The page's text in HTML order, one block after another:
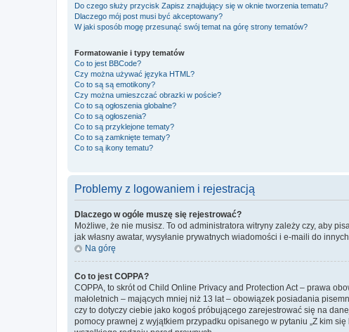
Do czego służy przycisk Zapisz znajdujący się w oknie tworzenia tematu?
Dlaczego mój post musi być akceptowany?
W jaki sposób mogę przesunąć swój temat na górę strony tematów?
Formatowanie i typy tematów
Co to jest BBCode?
Czy można używać języka HTML?
Co to są są emotikony?
Czy można umieszczać obrazki w poście?
Co to są ogłoszenia globalne?
Co to są ogłoszenia?
Co to są przyklejone tematy?
Co to są zamknięte tematy?
Co to są ikony tematu?
Problemy z logowaniem i rejestracją
Dlaczego w ogóle muszę się rejestrować?
Możliwe, że nie musisz. To od administratora witryny zależy czy, aby
jak własny awatar, wysyłanie prywatnych wiadomości i e-maili do
Na górę
Co to jest COPPA?
COPPA, to skrót od Child Online Privacy and Protection Act – prawa
małoletnich – mających mniej niż 13 lat – obowiązek posiadania
czy to dotyczy ciebie jako kogoś próbującego zarejestrować się na
pomocy prawnej z wyjątkiem przypadku opisanego w pytaniu „Z kim